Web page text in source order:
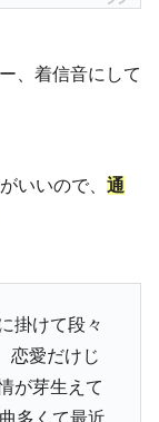
、着信音にして
いいので、 通
掛けて段々
恋愛だけじ
が芽生えて
多くて最近